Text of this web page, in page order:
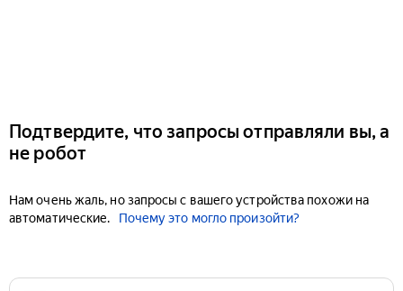
Подтвердите, что запросы отправляли вы, а
не робот
Нам очень жаль, но запросы с вашего устройства похожи на
автоматические.
Почему это могло произойти?